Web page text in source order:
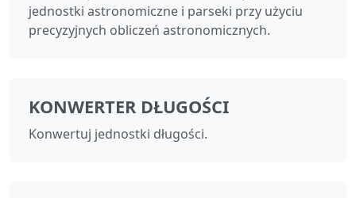
jednostki astronomiczne i parseki przy użyciu
precyzyjnych obliczeń astronomicznych.
KONWERTER DŁUGOŚCI
Konwertuj jednostki długości.